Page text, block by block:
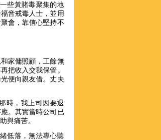
些黃賭毒聚集的地
音戒毒人士，並用
會，靠信心堅持不
家傭照顧，工餘無
把收入交我保管。
便向親友借。丈夫
時，我上司因要退
。其實當時公司已
與痛苦。
低落，無法專心聽